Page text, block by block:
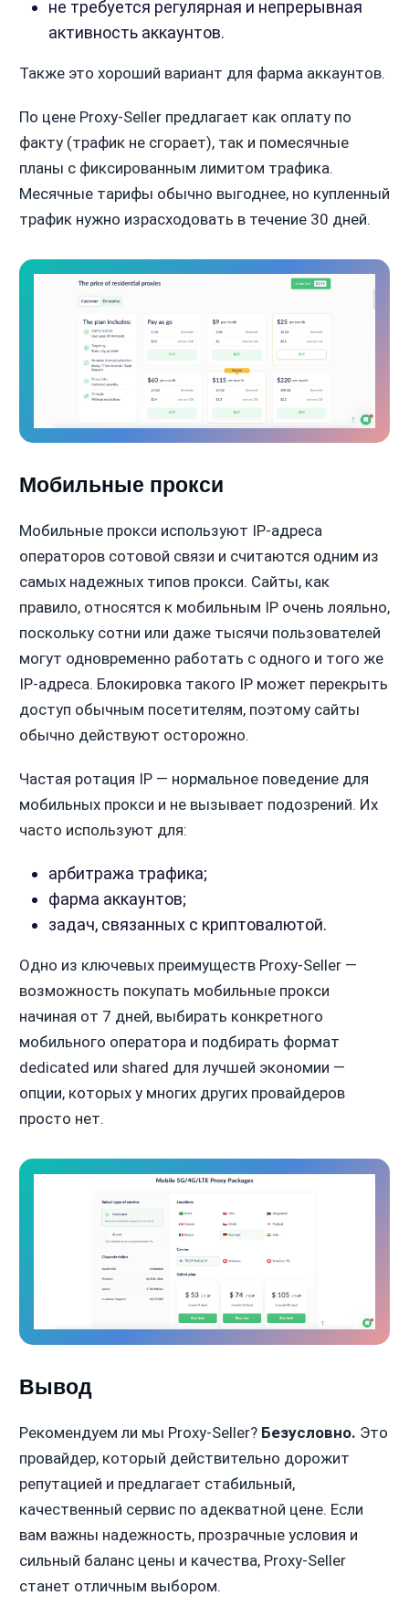
не требуется регулярная и непрерывная
активность аккаунтов.
Также это хороший вариант для фарма аккаунтов.
По цене Proxy-Seller предлагает как оплату по
факту (трафик не сгорает), так и помесячные
планы с фиксированным лимитом трафика.
Месячные тарифы обычно выгоднее, но купленный
трафик нужно израсходовать в течение 30 дней.
Мобильные прокси
Мобильные прокси используют IP-адреса
операторов сотовой связи и считаются одним из
самых надежных типов прокси. Сайты, как
правило, относятся к мобильным IP очень лояльно,
поскольку сотни или даже тысячи пользователей
могут одновременно работать с одного и того же
IP-адреса. Блокировка такого IP может перекрыть
доступ обычным посетителям, поэтому сайты
обычно действуют осторожно.
Частая ротация IP — нормальное поведение для
мобильных прокси и не вызывает подозрений. Их
часто используют для:
арбитража трафика;
фарма аккаунтов;
задач, связанных с криптовалютой.
Одно из ключевых преимуществ Proxy-Seller —
возможность покупать мобильные прокси
начиная от 7 дней, выбирать конкретного
мобильного оператора и подбирать формат
dedicated или shared для лучшей экономии —
опции, которых у многих других провайдеров
просто нет.
Вывод
Рекомендуем ли мы Proxy-Seller? Безусловно. Это
провайдер, который действительно дорожит
репутацией и предлагает стабильный,
качественный сервис по адекватной цене. Если
вам важны надежность, прозрачные условия и
сильный баланс цены и качества, Proxy-Seller
станет отличным выбором.